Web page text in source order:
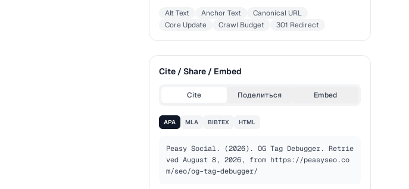
Alt Text Anchor Text
Canonical URL
Core Update
Crawl Budget 301 Redirect
Cite / Share / Embed
Cite Поделиться Embed
APA MLA BIBTEX HTML
Peasy Social. (2026). OG Tag Debugger. Retrie
ved August 8, 2026, from https://peasyseo.co
m/seo/og-tag-debugger/